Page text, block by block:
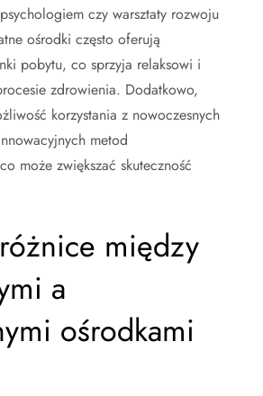
czy warsztaty rozwoju
ośrodki często oferują
pobytu, co sprzyja relaksowi i
zdrowienia. Dodatkowo,
korzystania z nowoczesnych
metod
może zwiększać skuteczność
między
a
ośrodkami